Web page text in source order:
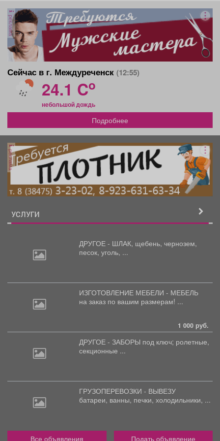
реклама
Сейчас в г. Междуреченск (12:55)
24.1 Co
небольшой дождь
Подробнее
реклама
УСЛУГИ
ДРУГОЕ - ШЛАК, щебень, чернозем,
песок, уголь, ...
ИЗГОТОВЛЕНИЕ МЕБЕЛИ - МЕБЕЛЬ
на заказ по вашим размерам! ...
1 000 руб.
ДРУГОЕ - ЗАБОРЫ под ключ; ролетные,
секционные ...
ГРУЗОПЕРЕВОЗКИ - ВЫВЕЗУ
батареи, ванны, печки, холодильники, ...
Все объявления Подать объявление